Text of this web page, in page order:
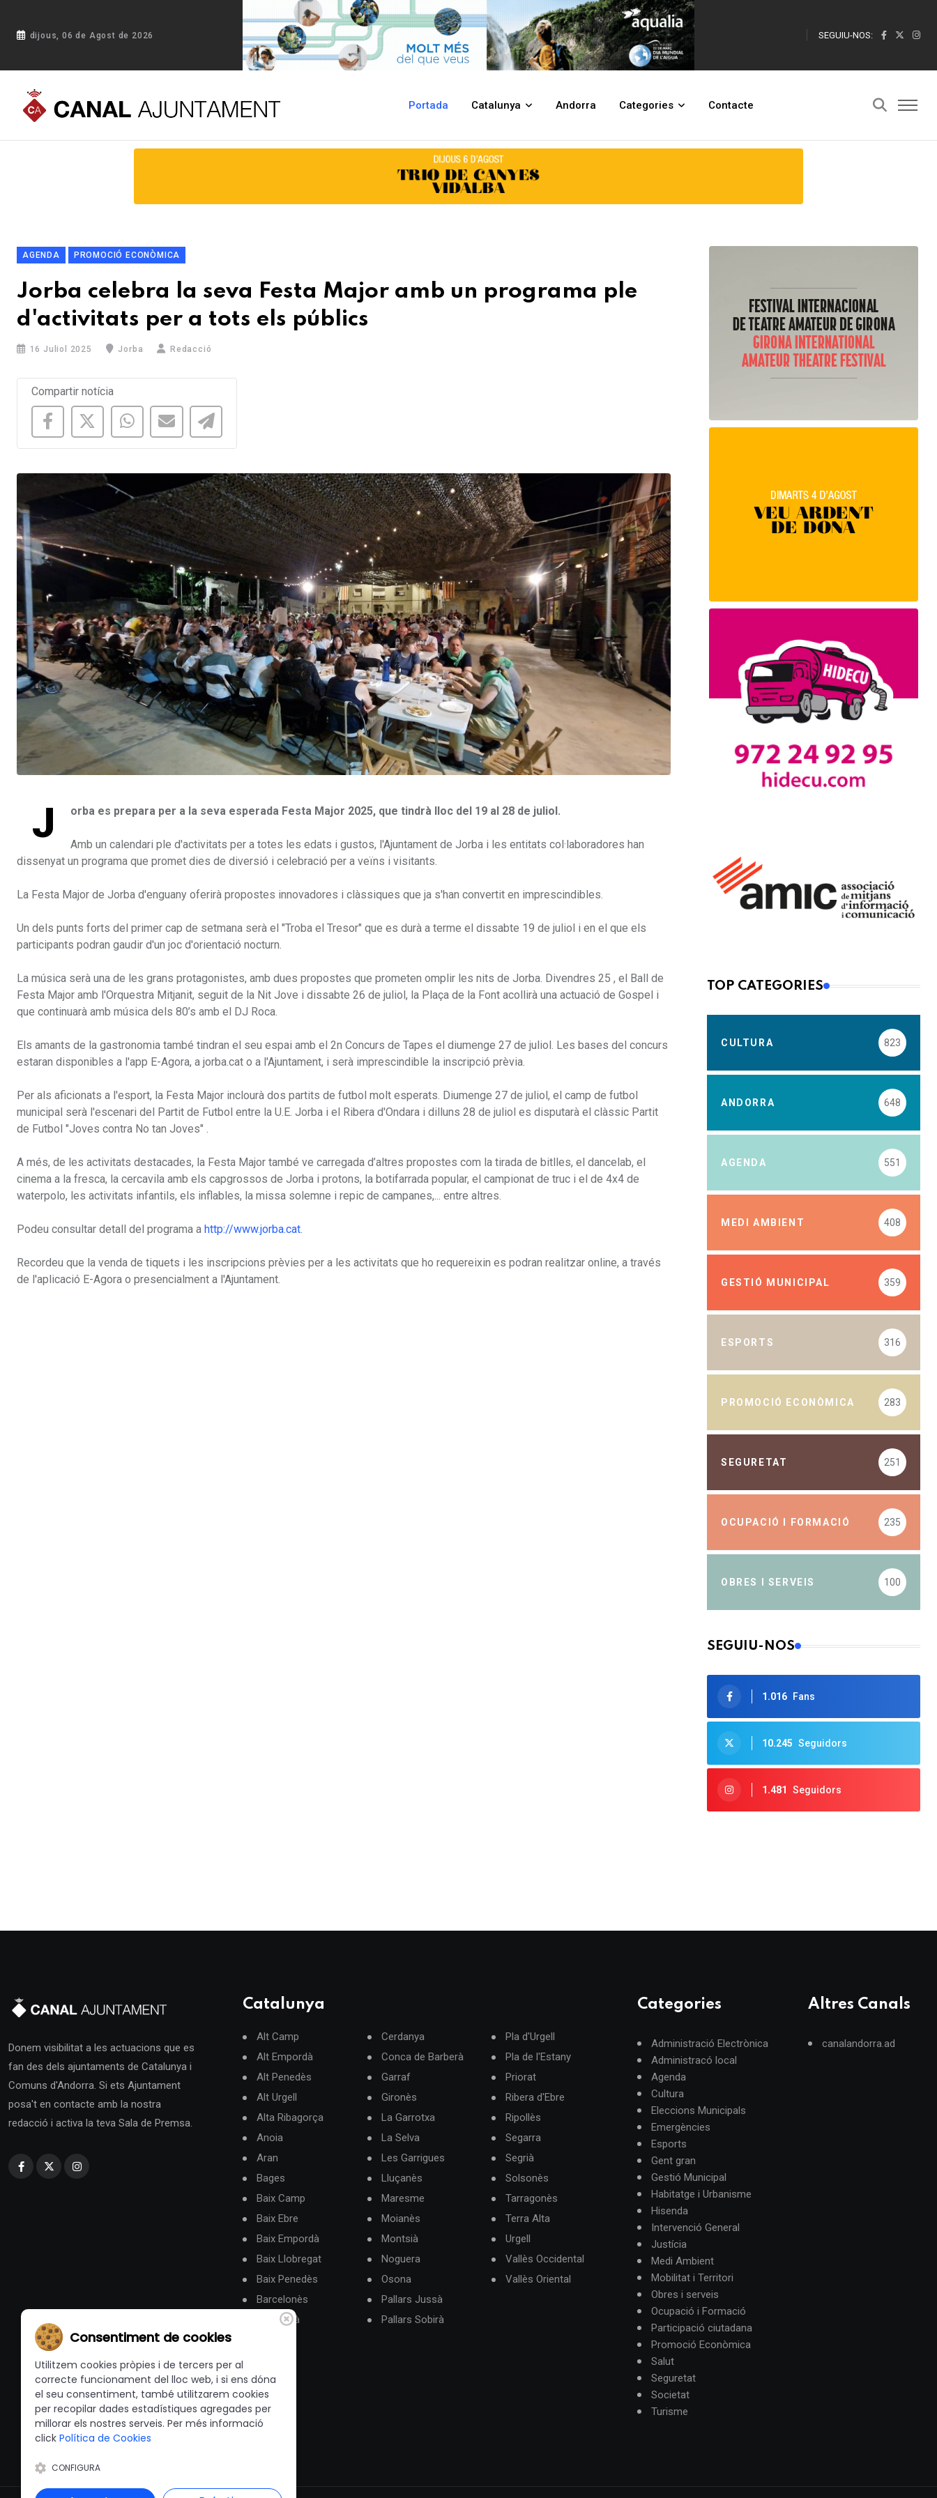
dijous, 06 de Agost de 2026 SEGUIU-NOS:
Portada Catalunya Andorra Categories Contacte
Portada Blog Jorba celebra la seva Festa Major amb un programa ple d'activitats per a tots els públics
AGENDA PROMOCIÓ ECONÒMICA
Jorba celebra la seva Festa Major amb un programa ple
d'activitats per a tots els públics
16 Juliol 2025 Jorba Redacció
Compartir notícia
J orba es prepara per a la seva esperada Festa Major 2025, que tindrà lloc del 19 al 28 de juliol.
Amb un calendari ple d'activitats per a totes les edats i gustos, l'Ajuntament de Jorba i les entitats col·laboradores han
dissenyat un programa que promet dies de diversió i celebració per a veïns i visitants.
La Festa Major de Jorba d'enguany oferirà propostes innovadores i clàssiques que ja s'han convertit en imprescindibles.
Un dels punts forts del primer cap de setmana serà el "Troba el Tresor" que es durà a terme el dissabte 19 de juliol i en el que els
participants podran gaudir d'un joc d'orientació nocturn.
La música serà una de les grans protagonistes, amb dues propostes que prometen omplir les nits de Jorba. Divendres 25 , el Ball de
Festa Major amb l'Orquestra Mitjanit, seguit de la Nit Jove i dissabte 26 de juliol, la Plaça de la Font acollirà una actuació de Gospel i
que continuarà amb música dels 80’s amb el DJ Roca.
Els amants de la gastronomia també tindran el seu espai amb el 2n Concurs de Tapes el diumenge 27 de juliol. Les bases del concurs
estaran disponibles a l'app E-Agora, a jorba.cat o a l'Ajuntament, i serà imprescindible la inscripció prèvia.
Per als aficionats a l'esport, la Festa Major inclourà dos partits de futbol molt esperats. Diumenge 27 de juliol, el camp de futbol
municipal serà l'escenari del Partit de Futbol entre la U.E. Jorba i el Ribera d'Ondara i dilluns 28 de juliol es disputarà el clàssic Partit
de Futbol "Joves contra No tan Joves" .
A més, de les activitats destacades, la Festa Major també ve carregada d’altres propostes com la tirada de bitlles, el dancelab, el
cinema a la fresca, la cercavila amb els capgrossos de Jorba i protons, la botifarrada popular, el campionat de truc i el de 4x4 de
waterpolo, les activitats infantils, els inflables, la missa solemne i repic de campanes,... entre altres.
Podeu consultar detall del programa a http://www.jorba.cat.
Recordeu que la venda de tiquets i les inscripcions prèvies per a les activitats que ho requereixin es podran realitzar online, a través
de l'aplicació E-Agora o presencialment a l'Ajuntament.
TOP CATEGORIES
CULTURA 823
ANDORRA 648
AGENDA 551
MEDI AMBIENT 408
GESTIÓ MUNICIPAL 359
ESPORTS 316
PROMOCIÓ ECONÒMICA 283
SEGURETAT 251
OCUPACIÓ I FORMACIÓ 235
OBRES I SERVEIS 100
SEGUIU-NOS
1.016 Fans
10.245 Seguidors
1.481 Seguidors
Donem visibilitat a les actuacions que es
fan des dels ajuntaments de Catalunya i
Comuns d'Andorra. Si ets Ajuntament
posa't en contacte amb la nostra
redacció i activa la teva Sala de Premsa.
Catalunya
Alt Camp
Alt Empordà
Alt Penedès
Alt Urgell
Alta Ribagorça
Anoia
Aran
Bages
Baix Camp
Baix Ebre
Baix Empordà
Baix Llobregat
Baix Penedès
Barcelonès
Berguedà
Cerdanya
Conca de Barberà
Garraf
Gironès
La Garrotxa
La Selva
Les Garrigues
Lluçanès
Maresme
Moianès
Montsià
Noguera
Osona
Pallars Jussà
Pallars Sobirà
Pla d'Urgell
Pla de l'Estany
Priorat
Ribera d'Ebre
Ripollès
Segarra
Segrià
Solsonès
Tarragonès
Terra Alta
Urgell
Vallès Occidental
Vallès Oriental
Categories
Administració Electrònica
Administracó local
Agenda
Cultura
Eleccions Municipals
Emergències
Esports
Gent gran
Gestió Municipal
Habitatge i Urbanisme
Hisenda
Intervenció General
Justícia
Medi Ambient
Mobilitat i Territori
Obres i serveis
Ocupació i Formació
Participació ciutadana
Promoció Econòmica
Salut
Seguretat
Societat
Turisme
Altres Canals
canalandorra.ad
Consentiment de cookies
Utilitzem cookies pròpies i de tercers per al
correcte funcionament del lloc web, i si ens dóna
el seu consentiment, també utilitzarem cookies
per recopilar dades estadístiques agregades per
millorar els nostres serveis. Per més informació
click Política de Cookies
CONFIGURA